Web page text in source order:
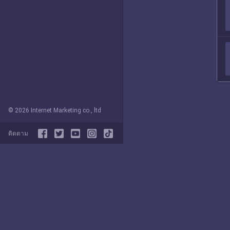
© 2026 Internet Marketing co., ltd
ติดตาม